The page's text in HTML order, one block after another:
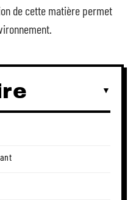
de cette matière permet